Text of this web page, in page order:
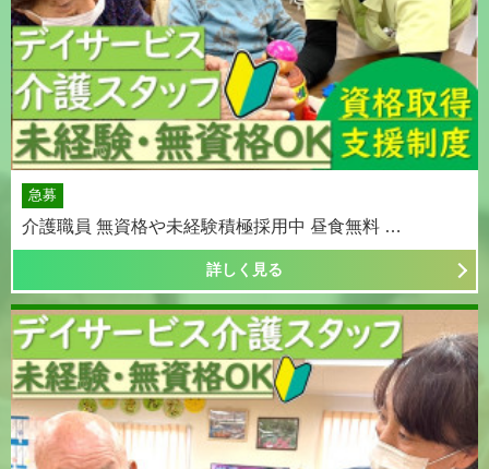
急募
介護職員 無資格や未経験積極採用中 昼食無料 …
詳しく見る